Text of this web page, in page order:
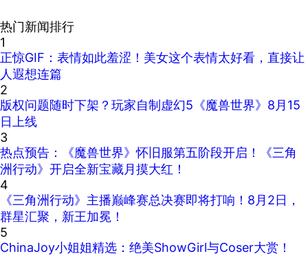
热门新闻排行
1
正惊GIF：表情如此羞涩！美女这个表情太好看，直接让
人遐想连篇
2
版权问题随时下架？玩家自制虚幻5《魔兽世界》8月15
日上线
3
热点预告：《魔兽世界》怀旧服第五阶段开启！《三角
洲行动》开启全新宝藏月摸大红！
4
《三角洲行动》主播巅峰赛总决赛即将打响！8月2日，
群星汇聚，新王加冕！
5
ChinaJoy小姐姐精选：绝美ShowGirl与Coser大赏！